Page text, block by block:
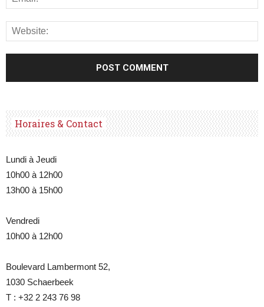
Horaires & Contact
Lundi à Jeudi
10h00 à 12h00
13h00 à 15h00
Vendredi
10h00 à 12h00
Boulevard Lambermont 52,
1030 Schaerbeek
T : +32 2 243 76 98